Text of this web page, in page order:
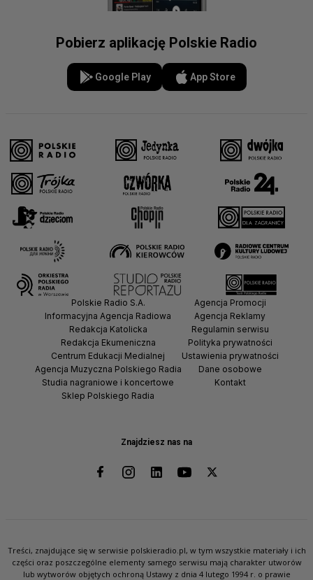
Pobierz aplikację Polskie Radio
Google Play App Store
Znajdziesz nas na
Polskie Radio S.A.
Informacyjna Agencja Radiowa
Redakcja Katolicka
Redakcja Ekumeniczna
Centrum Edukacji Medialnej
Agencja Muzyczna Polskiego Radia
Studia nagraniowe i koncertowe
Sklep Polskiego Radia
Agencja Promocji
Agencja Reklamy
Regulamin serwisu
Polityka prywatności
Ustawienia prywatności
Dane osobowe
Kontakt
Treści, znajdujące się w serwisie polskieradio.pl, w tym wszystkie materiały i ich
części oraz poszczególne elementy samego serwisu mają charakter utworów
lub wytworów objętych ochroną Ustawy z dnia 4 lutego 1994 r. o prawie